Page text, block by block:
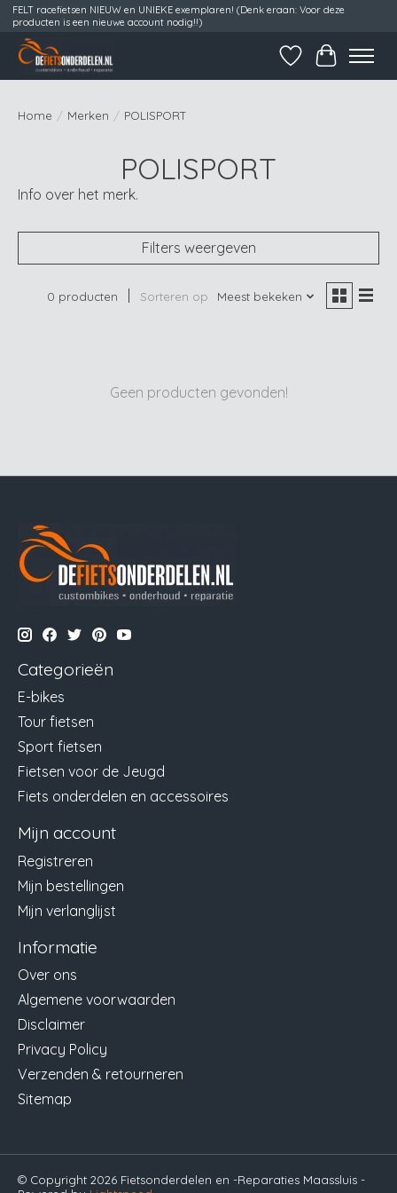
FELT racefietsen NIEUW en UNIEKE exemplaren! (Denk eraan: Voor deze
producten is een nieuwe account nodig!!)
Verlanglijst
Home / Merken / POLISPORT
POLISPORT
Info over het merk.
Filters weergeven
0 producten Sorteren op Meest bekeken
Geen producten gevonden!
Categorieën
E-bikes
Tour fietsen
Sport fietsen
Fietsen voor de Jeugd
Fiets onderdelen en accessoires
Mijn account
Registreren
Mijn bestellingen
Mijn verlanglijst
Informatie
Over ons
Algemene voorwaarden
Disclaimer
Privacy Policy
Verzenden & retourneren
Sitemap
© Copyright 2026 Fietsonderdelen en -Reparaties Maassluis -